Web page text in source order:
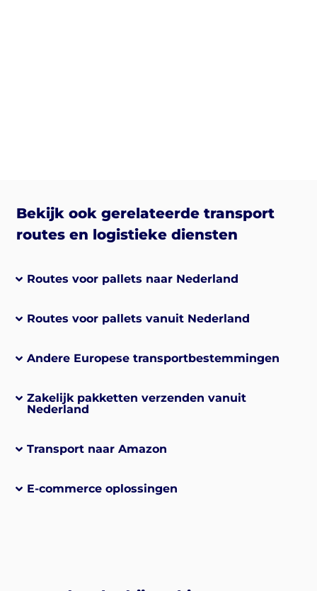
Bekijk ook gerelateerde transport
routes en logistieke diensten
Routes voor pallets naar Nederland
Routes voor pallets vanuit Nederland
Andere Europese transportbestemmingen
Zakelijk pakketten verzenden vanuit
Nederland
Transport naar Amazon
E-commerce oplossingen